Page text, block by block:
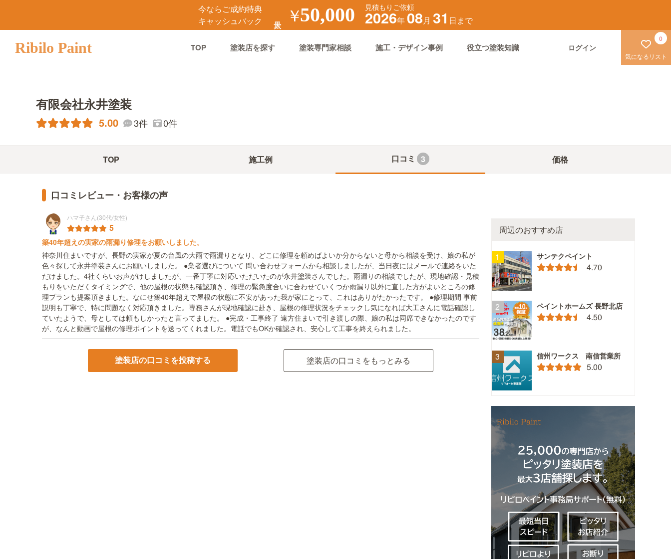
今ならご成約特典
キャッシュバック
￥50,000 見積もりご依頼
2026年08月 31 日まで
Ribilo Paint TOP 塗装店を探す 塗装専門家相談 施工・デザイン事例 役立つ塗装知識 ログイン
気になるリスト
0
有限会社永井塗装
5.00 3件 0件
TOP 施工例 口コミ 3 価格
口コミレビュー・お客様の声
ハマ子さん(30代/女性)
5
築40年超えの実家の雨漏り修理をお願いしました。
神奈川住まいですが、長野の実家が夏の台風の大雨で雨漏りとなり、どこに修理を頼めばよいか分からないと母から相談を受け、娘の私が
色々探して永井塗装さんにお願いしました。 ●業者選びについて 問い合わせフォームから相談しましたが、当日夜にはメールで連絡をいた
だけました。4社くらいお声がけしましたが、一番丁寧に対応いただいたのが永井塗装さんでした。雨漏りの相談でしたが、現地確認・見積
もりをいただくタイミングで、他の屋根の状態も確認頂き、修理の緊急度合いに合わせていくつか雨漏り以外に直した方がよいところの修
理プランも提案頂きました。なにせ築40年超えで屋根の状態に不安があった我が家にとって、これはありがたかったです。 ●修理期間 事前
説明も丁寧で、特に問題なく対応頂きました。専務さんが現地確認に赴き、屋根の修理状況をチェックし気になれば大工さんに電話確認し
ていたようで、母としては頼もしかったと言ってました。 ●完成・工事終了 遠方住まいで引き渡しの際、娘の私は同席できなかったのです
が、なんと動画で屋根の修理ポイントを送ってくれました。電話でもOKか確認され、安心して工事を終えられました。
塗装店の口コミを投稿する 塗装店の口コミをもっとみる
周辺のおすすめ店
サンテクペイント
4.70
ペイントホームズ 長野北店
4.50
信州ワークス 南信営業所
5.00